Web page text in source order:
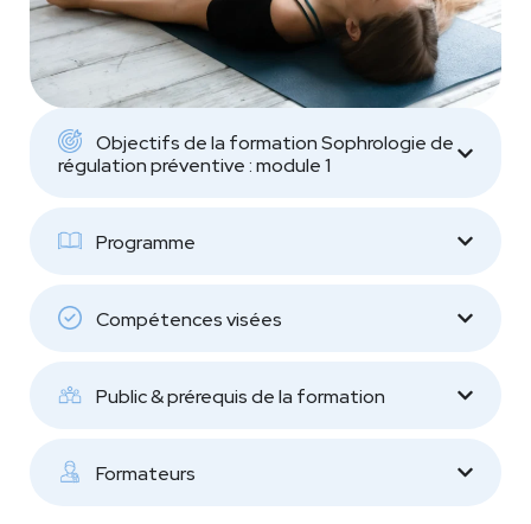
Objectifs de la formation Sophrologie de
régulation préventive : module 1
Programme
Compétences visées
Public & prérequis de la formation
Formateurs